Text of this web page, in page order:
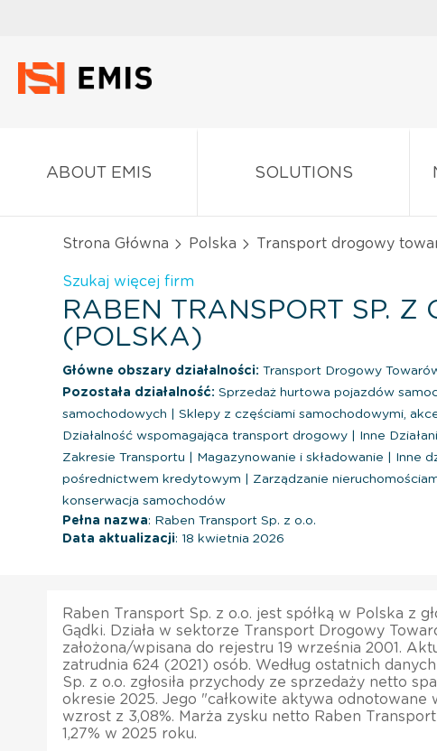
ABOUT EMIS SOLUTIONS
Strona Główna Polska Transport drogowy
Szukaj więcej firm
RABEN TRANSPORT SP. Z
(POLSKA)
Główne obszary działalności: Transport Drogowy
Pozostała działalność: Sprzedaż hurtowa pojazdów
samochodowych
Sklepy z częściami samochodowymi,
Działalność wspomagająca transport drogowy
Inne
Zakresie Transportu
Magazynowanie i składowanie
Inne
pośrednictwem kredytowym
Zarządzanie
konserwacja samochodów
Pełna nazwa: Raben Transport Sp. z o.o.
Data aktualizacji: 18 kwietnia 2026
Raben Transport Sp. z o.o. jest spółką w Polska z
Gądki. Działa w sektorze Transport Drogowy
założona/wpisana do rejestru 19 września 2001.
zatrudnia 624 (2021) osób. Według ostatnich
Sp. z o.o. zgłosiła przychody ze sprzedaży netto
okresie 2025. Jego "całkowite aktywa odnotowane
wzrost z 3,08%. Marża zysku netto Raben Transport
1,27% w 2025 roku.